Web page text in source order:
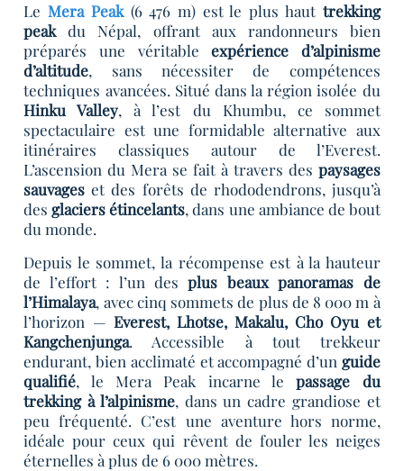
LeMera Peak(6 476 m) est le plus haut trekking
peakdu Népal, offrant aux randonneurs bien
préparés une véritableexpérience d’alpinisme
d’altitude, sans nécessiter de compétences
techniques avancées. Situé dans la région isolée du
Hinku Valley, à l’est du Khumbu, ce sommet
spectaculaire est une formidable alternative aux
itinéraires classiques autour de l’Everest.
L’ascension du Mera se fait à travers des paysages
sauvages et des forêts de rhododendrons, jusqu’à
desglaciers étincelants, dans une ambiance de bout
du monde.
Depuis le sommet, la récompense est à la hauteur
de l’effort : l’un desplus beaux panoramas de
l’Himalaya, avec cinq sommets de plus de 8 000 m à
l’horizon — Everest, Lhotse, Makalu, Cho Oyu et
Kangchenjunga. Accessible à tout trekkeur
endurant, bien acclimaté et accompagné d’un guide
qualifié, le Mera Peak incarne lepassage du
trekking à l’alpinisme, dans un cadre grandiose et
peu fréquenté. C’est une aventure hors norme,
idéale pour ceux qui rêvent de fouler les neiges
éternelles à plus de 6 000 mètres.